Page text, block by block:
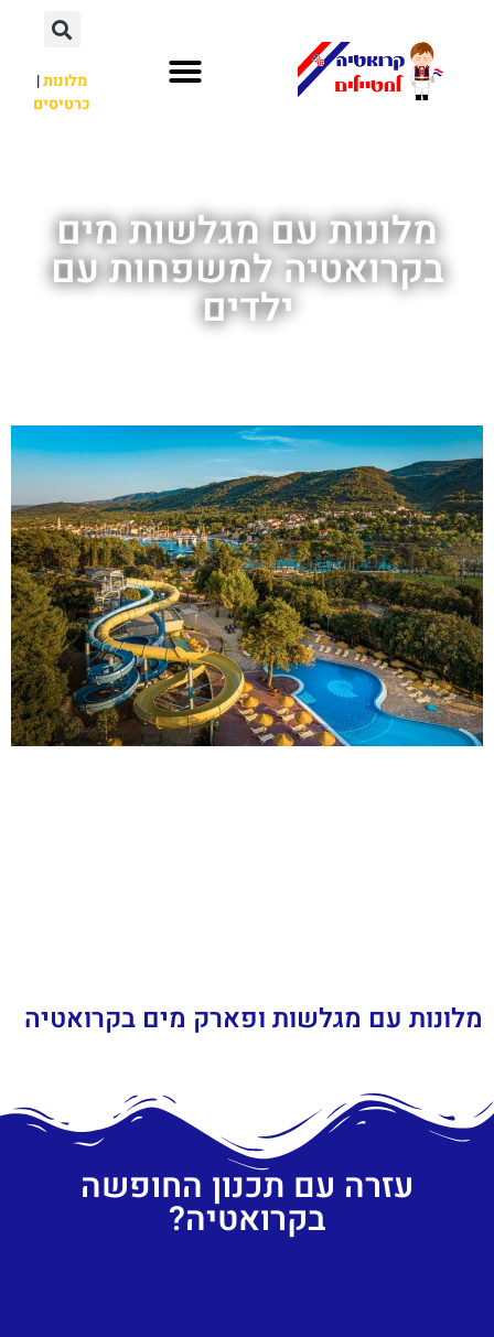
מלונות|
כרטיסים
מלונות עם מגלשות מים
בקרואטיה למשפחות עם
ילדים
מלונות עם מגלשות ופארק מים בקרואטיה
עזרה עם תכנון החופשה
בקרואטיה?